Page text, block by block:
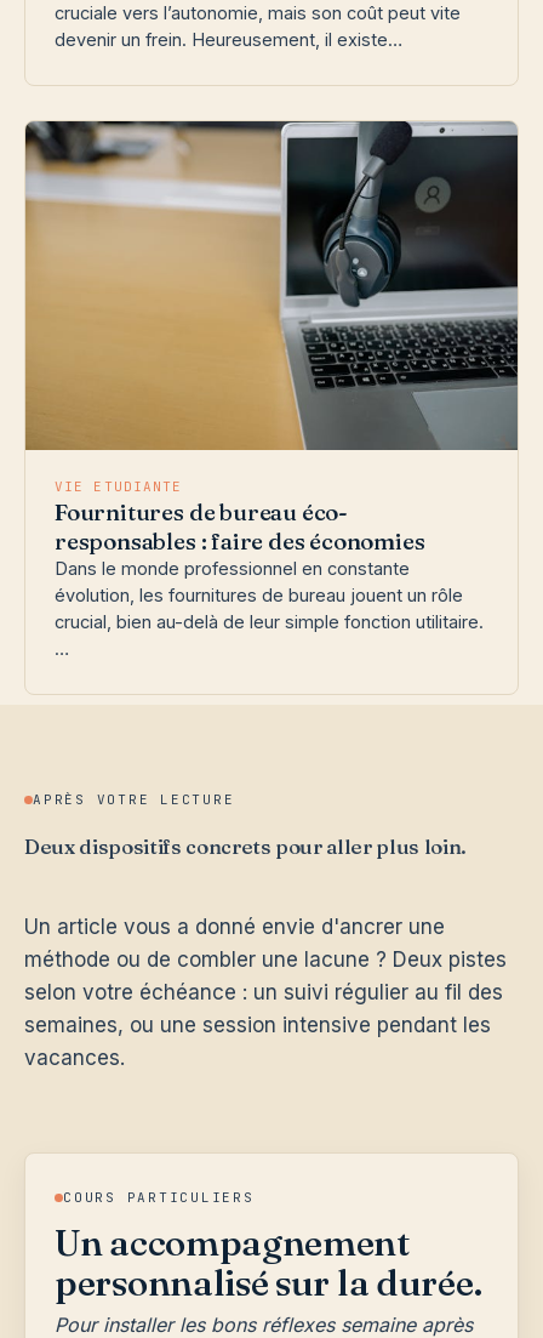
cruciale vers l’autonomie, mais son coût peut vite
devenir un frein. Heureusement, il existe…
VIE ETUDIANTE
Fournitures de bureau éco-
responsables : faire des économies
Dans le monde professionnel en constante
évolution, les fournitures de bureau jouent un rôle
crucial, bien au-delà de leur simple fonction utilitaire.
…
APRÈS VOTRE LECTURE
Deux dispositifs concrets pour aller plus loin.
Un article vous a donné envie d'ancrer une
méthode ou de combler une lacune ? Deux pistes
selon votre échéance : un suivi régulier au fil des
semaines, ou une session intensive pendant les
vacances.
COURS PARTICULIERS
Un accompagnement
personnalisé sur la durée.
Pour installer les bons réflexes semaine après